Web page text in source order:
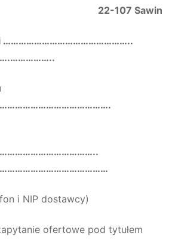
22-107 Sawin
…………………………………………..
i NIP dostawcy)
ofertowe pod tytułem